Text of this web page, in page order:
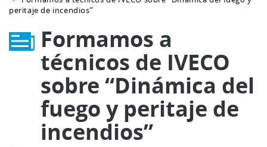
peritaje de incendios”
Formamos a
técnicos de IVECO
sobre “Dinámica del
fuego y peritaje de
incendios”